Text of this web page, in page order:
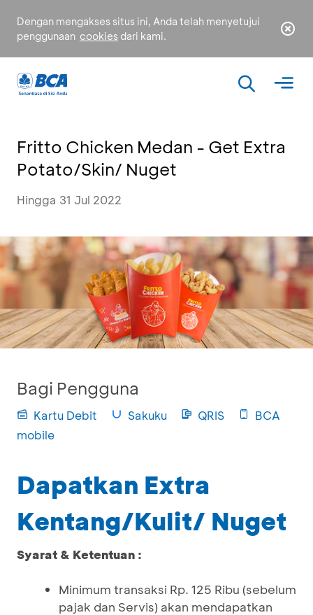
Dengan mengakses situs ini, Anda telah menyetujui
penggunaan cookies dari kami.
Fritto Chicken Medan - Get Extra
Potato/Skin/ Nuget
Hingga 31 Jul 2022
Bagi Pengguna
Kartu Debit Sakuku QRIS
BCA
mobile
Dapatkan Extra
Kentang/Kulit/ Nuget
Syarat & Ketentuan :
Minimum transaksi Rp. 125 Ribu (sebelum
pajak dan Servis) akan mendapatkan